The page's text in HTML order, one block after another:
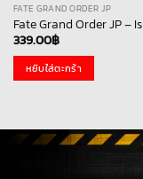
FATE GRAND ORDER JP
Fate Grand Order JP –
339.00฿
หยิบใส่ตะกร้า